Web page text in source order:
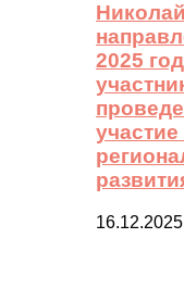
2025
16.12.2025